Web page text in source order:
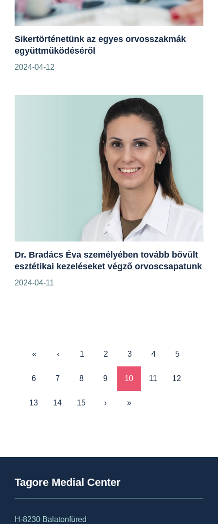
Sikertörténetünk az egyes orvosszakmák
együttműködéséről
2024-04-12
Dr. Bradács Éva személyében tovább bővült
esztétikai kezeléseket végző orvoscsapatunk
2024-04-11
« ‹ 1 2 3 4 5
6 7 8 9 10 11 12
13 14 15 › »
Tagore Medial Center
H-8230 Balatonfüred